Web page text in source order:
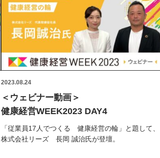
2023.08.24
＜ウェビナー動画＞
健康経営WEEK2023 DAY4
「従業員17人でつくる 健康経営の輪」と題して、
株式会社リーズ 長岡 誠治氏が登壇。